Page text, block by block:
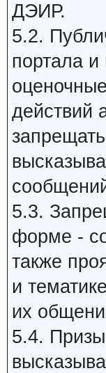
ДЭИР.
5.2.
портала
действий
5.3.
форме -
также
и
их
5.4.